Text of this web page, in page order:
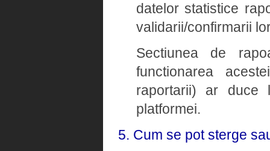
datelor statistice
validarii/confirmarii
Sectiunea de
functionarea
raportarii) ar duce
platformei.
5. Cum se pot sterge